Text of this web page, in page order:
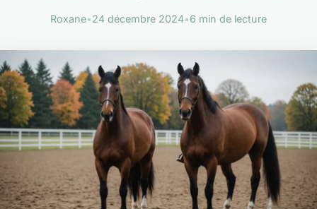
Roxane•24 décembre 2024•6 min de lecture